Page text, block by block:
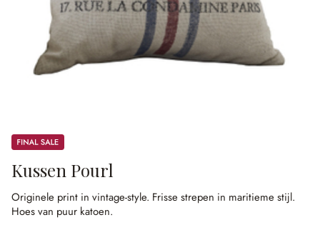
Sale
Kussen Pourl
Originele print in vintage-style. Frisse strepen in maritieme stijl.
Hoes van puur katoen.